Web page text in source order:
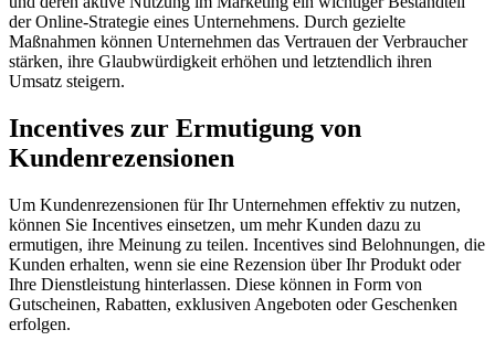
der Online-Strategie eines Unternehmens. Durch gezielte
Maßnahmen können Unternehmen das Vertrauen der Verbraucher
stärken, ihre Glaubwürdigkeit erhöhen und letztendlich ihren
Umsatz steigern.
Incentives zur Ermutigung von
Kundenrezensionen
Um Kundenrezensionen für Ihr Unternehmen effektiv zu nutzen,
können Sie Incentives einsetzen, um mehr Kunden dazu zu
ermutigen, ihre Meinung zu teilen. Incentives sind Belohnungen, die
Kunden erhalten, wenn sie eine Rezension über Ihr Produkt oder
Ihre Dienstleistung hinterlassen. Diese können in Form von
Gutscheinen, Rabatten, exklusiven Angeboten oder Geschenken
erfolgen.